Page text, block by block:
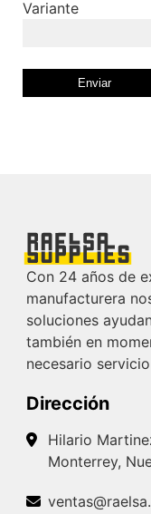
Variante
Con 24 años de
manufacturera
soluciones
también en
necesario
Dirección
Hilario
Monterrey,